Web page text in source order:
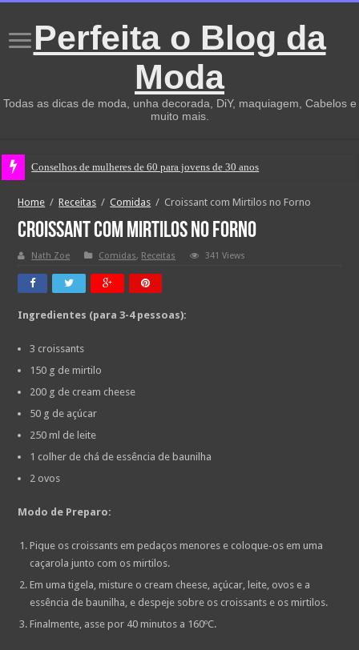
Perfeita o Blog da
Moda
Todas as dicas de moda, unha decorada, DiY, maquiagem, Cabelos e
muito mais.
Conselhos de mulheres de 60 para jovens de 30 anos
Home / Receitas / Comidas / Croissant com Mirtilos no Forno
Croissant com Mirtilos no Forno
Nath Zoe Comidas, Receitas 341 Views
Ingredientes (para 3-4 pessoas):
3 croissants
150 g de mirtilo
200 g de cream cheese
50 g de açúcar
250 ml de leite
1 colher de chá de essência de baunilha
2 ovos
Modo de Preparo:
Pique os croissants em pedaços menores e coloque-os em uma
caçarola junto com os mirtilos.
Em uma tigela, misture o cream cheese, açúcar, leite, ovos e a
essência de baunilha, e despeje sobre os croissants e os mirtilos.
Finalmente, asse por 40 minutos a 160ºC.